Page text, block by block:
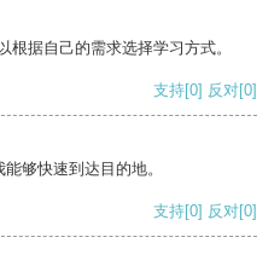
据自己的需求选择学习方式。
支持[0] 反对[0]
够快速到达目的地。
支持[0] 反对[0]